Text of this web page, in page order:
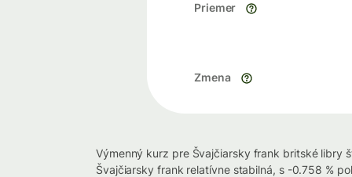
Priemer
Zmena
Výmenný kurz pre Švajčiarsky frank britské libry
Švajčiarsky frank relatívne stabilná, s -0.758 %